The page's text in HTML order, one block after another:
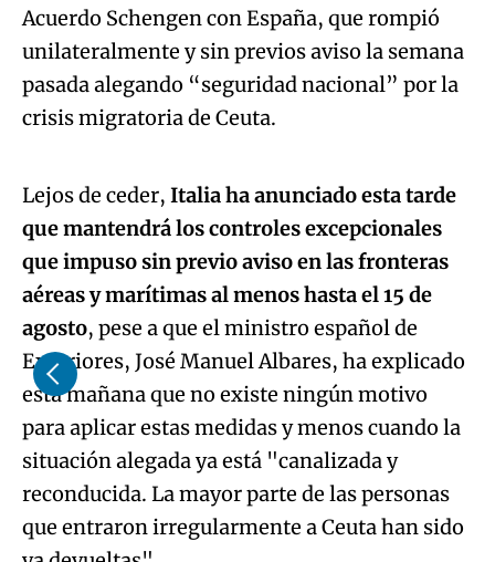
Acuerdo Schengen con España, que rompió
unilateralmente y sin previos aviso la semana
pasada alegando “seguridad nacional” por la
crisis migratoria de Ceuta.
Algo salió mal.
An error occurred, please try again later.
Try again
Lejos de ceder, Italia ha anunciado esta tarde
que mantendrá los controles excepcionales
que impuso sin previo aviso en las fronteras
aéreas y marítimas al menos hasta el 15 de
agosto, pese a que el ministro español de
Exteriores, José Manuel Albares, ha explicado
esta mañana que no existe ningún motivo
para aplicar estas medidas y menos cuando la
situación alegada ya está "canalizada y
reconducida. La mayor parte de las personas
que entraron irregularmente a Ceuta han sido